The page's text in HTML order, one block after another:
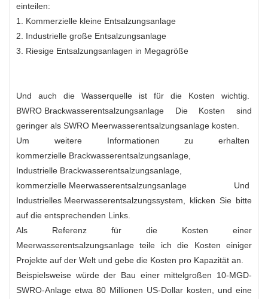
einteilen:
1. Kommerzielle kleine Entsalzungsanlage
2. Industrielle große Entsalzungsanlage
3. Riesige Entsalzungsanlagen in Megagröße
Und auch die Wasserquelle ist für die Kosten wichtig.
BWRO Brackwasserentsalzungsanlage Die Kosten sind
geringer als SWRO Meerwasserentsalzungsanlage kosten.
Um weitere Informationen zu erhalten
kommerzielle Brackwasserentsalzungsanlage
Industrielle Brackwasserentsalzungsanlage
kommerzielle Meerwasserentsalzungsanlage Und
Industrielles Meerwasserentsalzungssystem , klicken Sie bitte
auf die entsprechenden Links.
Als Referenz für die Kosten einer
Meerwasserentsalzungsanlage teile ich die Kosten einiger
Projekte auf der Welt und gebe die Kosten pro Kapazität an.
Beispielsweise würde der Bau einer mittelgroßen 10-MGD-
SWRO-Anlage etwa 80 Millionen US-Dollar kosten, und eine